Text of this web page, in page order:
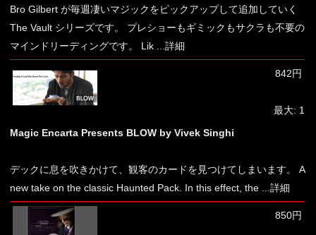
Bro Gilbert が毎週凄いマジックをピックアップして追加していく
The Vault シリーズです。 プレショーもギミックもサクラも不要の
マインドリーディングです。 Lik ...詳細
842円
最大: 1
Magic Encarta Presents BLOW by Vivek Singhi
デックに息を吹きかけて、観客のカードを見つけてしまいます。 A
new take on the classic Haunted Pack. In this effect, the ...詳細
850円